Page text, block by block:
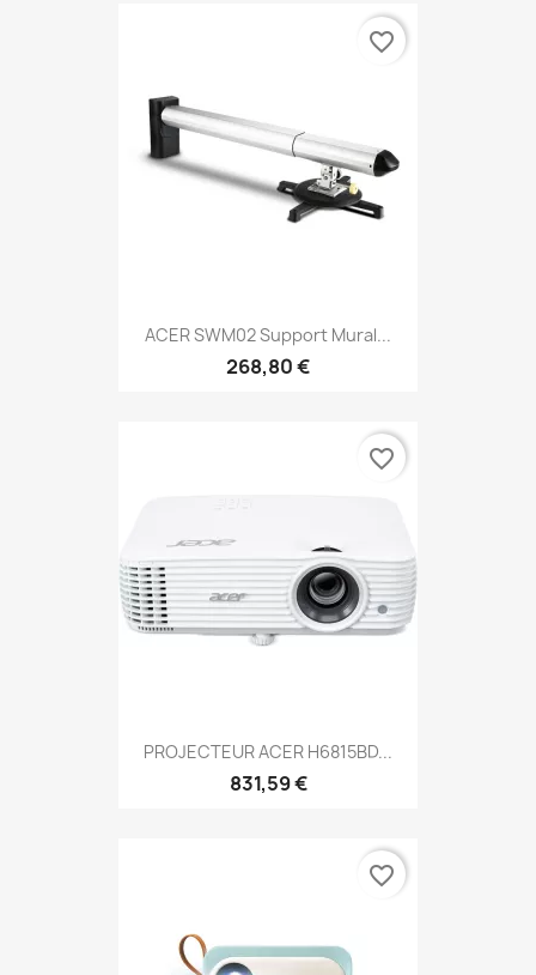
ACER SWM02 Support Mural...
268,80 €
favorite_border
PROJECTEUR ACER H6815BD...
831,59 €
favorite_border
favorite_border